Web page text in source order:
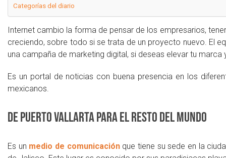
Categorías del diario
Internet cambio la forma de pensar de los empresarios,
creciendo, sobre todo si se trata de un proyecto nuevo. El
una campaña de marketing digital, si deseas elevar tu marca
Es un portal de noticias con buena presencia en los
mexicanos.
De Puerto Vallarta para el resto del mundo
Es un medio de comunicaciónque tiene su sede en la